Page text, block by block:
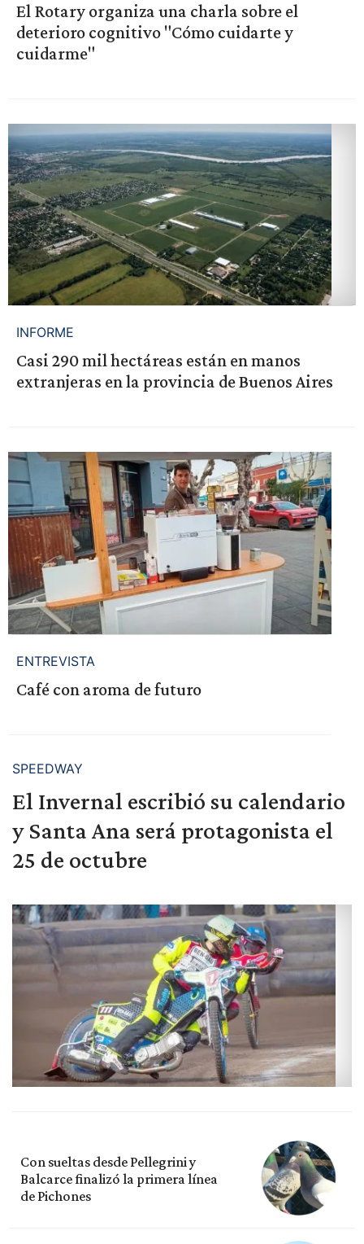
El Rotary organiza una charla sobre el
deterioro cognitivo "Cómo cuidarte y
cuidarme"
INFORME
Casi 290 mil hectáreas están en manos
extranjeras en la provincia de Buenos Aires
ENTREVISTA
Café con aroma de futuro
SPEEDWAY
El Invernal escribió su calendario
y Santa Ana será protagonista el
25 de octubre
Con sueltas desde Pellegrini y
Balcarce finalizó la primera línea
de Pichones